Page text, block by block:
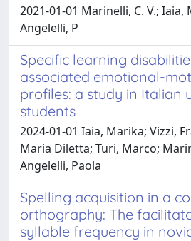
2021-01-01 Marinelli, C. V.; Iaia,
Angelelli, P
Specific learning
associated emotional-
profiles: a study in Italian
students
2024-01-01 Iaia, Marika; Vizzi,
Maria Diletta; Turi, Marco;
Angelelli, Paola
Spelling acquisition in a
orthography: The
syllable frequency in